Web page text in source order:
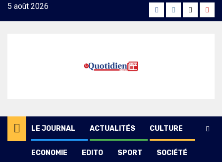
Skip5 août 2026 FacebookInstagram
Twitter
LE JOURNAL ACTUALITÉS CULTURE
ECONOMIE EDITO SPORT SOCIÉTÉ